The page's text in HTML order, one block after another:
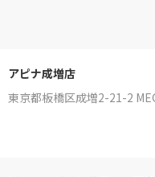
アピナ成増店
東京都板橋区成増2-21-2